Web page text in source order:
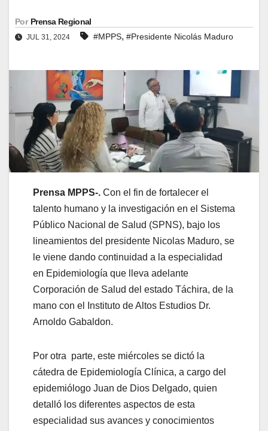
Por Prensa Regional
JUL 31, 2024 #MPPS, #Presidente Nicolás Maduro
Prensa MPPS-. Con el fin de fortalecer el
talento humano y la investigación en el Sistema
Público Nacional de Salud (SPNS), bajo los
lineamientos del presidente Nicolas Maduro, se
le viene dando continuidad a la especialidad
en Epidemiología que lleva adelante
Corporación de Salud del estado Táchira, de la
mano con el Instituto de Altos Estudios Dr.
Arnoldo Gabaldon.
Por otra parte, este miércoles se dictó la
cátedra de Epidemiología Clínica, a cargo del
epidemiólogo Juan de Dios Delgado, quien
detalló los diferentes aspectos de esta
especialidad sus avances y conocimientos